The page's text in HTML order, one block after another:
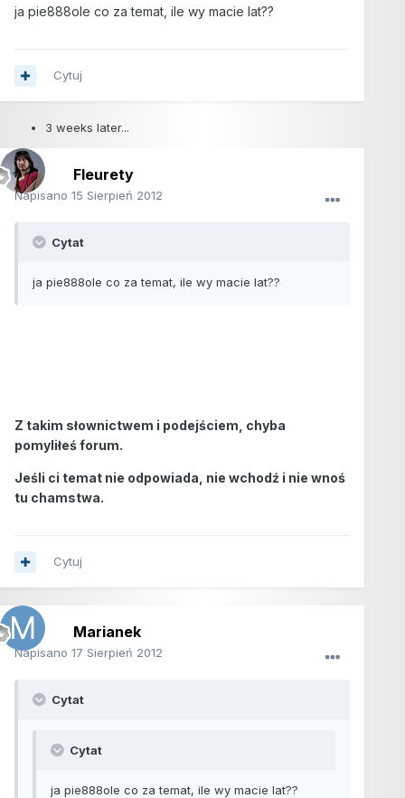
ja pie888ole co za temat, ile wy macie lat??
Cytuj
3 weeks later...
Fleurety
Napisano 15 Sierpień 2012
Cytat
ja pie888ole co za temat, ile wy macie lat??
Z takim słownictwem i podejściem, chyba
pomyliłeś forum.
Jeśli ci temat nie odpowiada, nie wchodź i nie wnoś
tu chamstwa.
Cytuj
Marianek
Napisano 17 Sierpień 2012
Cytat
Cytat
ja pie888ole co za temat, ile wy macie lat??